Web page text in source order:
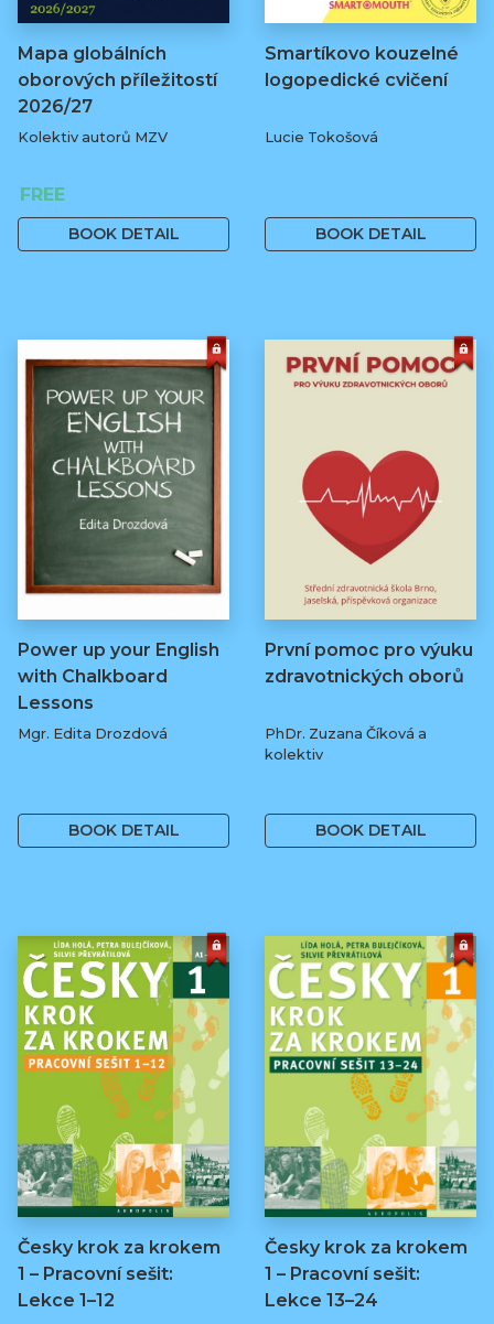
Mapa globálních
oborových příležitostí
2026/27
Kolektiv autorů MZV
FREE
BOOK DETAIL
Smartíkovo kouzelné
logopedické cvičení
Lucie Tokošová
BOOK DETAIL
Power up your English
with Chalkboard
Lessons
Mgr. Edita Drozdová
BOOK DETAIL
První pomoc pro výuku
zdravotnických oborů
PhDr. Zuzana Číková a
kolektiv
BOOK DETAIL
Česky krok za krokem
1 – Pracovní sešit:
Lekce 1–12
Česky krok za krokem
1 – Pracovní sešit:
Lekce 13–24